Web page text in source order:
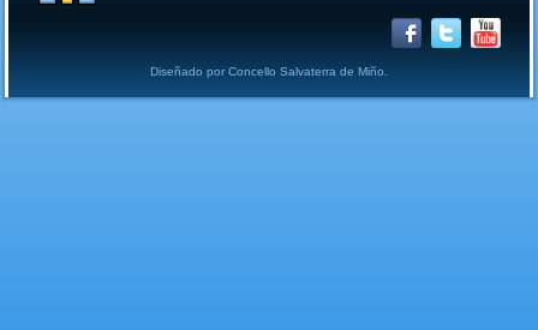
Diseñado por Concello Salvaterra de Miño.